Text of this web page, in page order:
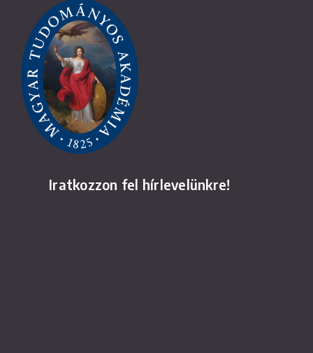
Iratkozzon fel hírlevelünkre!